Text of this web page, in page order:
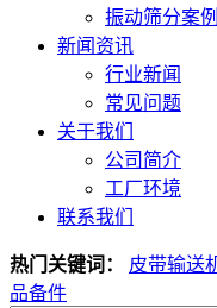
振动筛分案例
新闻资讯
行业新闻
常见问题
关于我们
公司简介
工厂环境
联系我们
热门关键词： 皮带输送
品备件